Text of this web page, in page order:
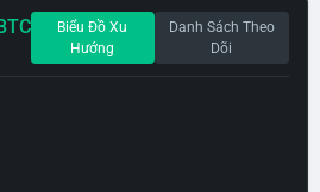
Biểu Đồ Xu
Hướng
Danh Sách Theo
Dõi